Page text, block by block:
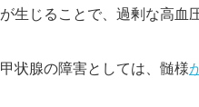
が生じることで、過剰な高血
甲状腺の障害としては、髄様